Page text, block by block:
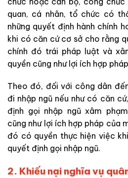
quan, cá nhân, tổ chức có
những quyết định hành chính
khi có căn cứ cơ sở cho rằng
chính đó trái pháp luật và
quyền cũng như lợi ích hợp
Theo đó, đối với công dân
đi nhập ngũ nếu như có căn
định gọi nhập ngũ xâm
cũng như lợi ích hợp pháp của
đó có quyền thực hiện việc
quyết định gọi nhập ngũ.
2. Khiếu nại nghĩa vụ